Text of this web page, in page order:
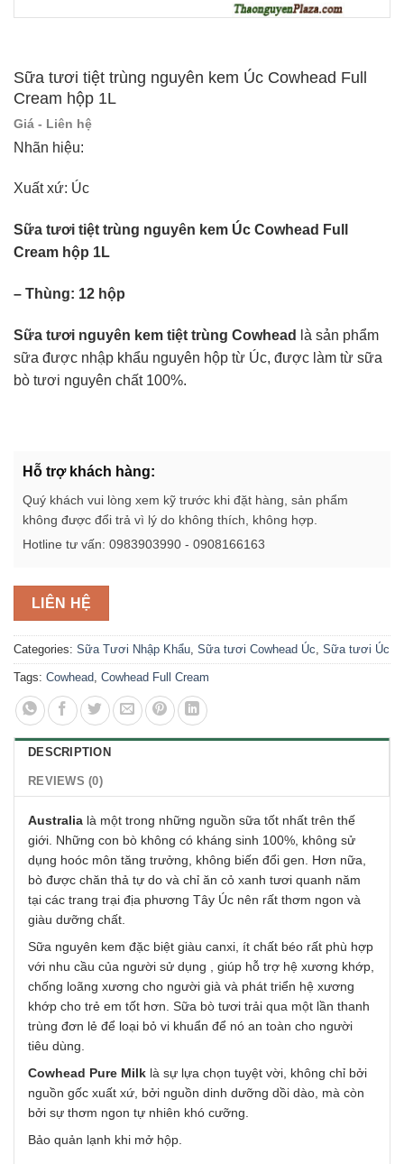
Sữa tươi tiệt trùng nguyên kem Úc Cowhead Full
Cream hộp 1L
Giá - Liên hệ
Nhãn hiệu:
Xuất xứ: Úc
Sữa tươi tiệt trùng nguyên kem Úc Cowhead Full
Cream hộp 1L
– Thùng: 12 hộp
Sữa tươi nguyên kem tiệt trùng Cowhead
là sản phẩm
sữa được nhập khẩu nguyên hộp từ Úc, được làm từ sữa
bò tươi nguyên chất 100%.
Hỗ trợ khách hàng:
Quý khách vui lòng xem kỹ trước khi đặt hàng, sản phẩm
không được đổi trả vì lý do không thích, không hợp.
Hotline tư vấn: 0983903990 - 0908166163
LIÊN HỆ
Categories: Sữa Tươi Nhập Khẩu Sữa tươi Cowhead Úc Sữa tươi Úc
Tags: Cowhead Cowhead Full Cream
DESCRIPTION
REVIEWS (0)
Australia là một trong những nguồn sữa tốt nhất trên thế
giới. Những con bò không có kháng sinh 100%, không sử
dụng hoóc môn tăng trưởng, không biến đổi gen. Hơn nữa,
bò được chăn thả tự do và chỉ ăn cỏ xanh tươi quanh năm
tại các trang trại địa phương Tây Úc nên rất thơm ngon và
giàu dưỡng chất.
Sữa nguyên kem đặc biệt giàu canxi, ít chất béo rất phù hợp
với nhu cầu của người sử dụng , giúp hỗ trợ hệ xương khớp,
chống loãng xương cho người già và phát triển hệ xương
khớp cho trẻ em tốt hơn. Sữa bò tươi trải qua một lần thanh
trùng đơn lẻ để loại bỏ vi khuẩn để nó an toàn cho người
tiêu dùng.
Cowhead Pure Milk là sự lựa chọn tuyệt vời, không chỉ bởi
nguồn gốc xuất xứ, bởi nguồn dinh dưỡng dồi dào, mà còn
bởi sự thơm ngon tự nhiên khó cưỡng.
Bảo quản lạnh khi mở hộp.